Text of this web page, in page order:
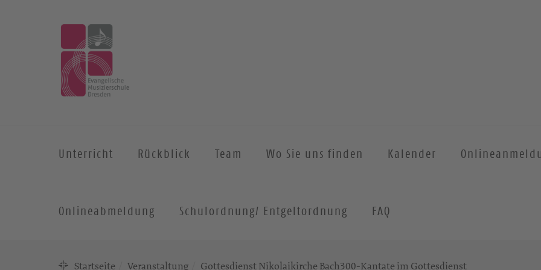
Unterricht Rückblick Team Wo Sie uns finden Kalender
Onlineabmeldung Schulordnung/ Entgeltordnung FAQ
Startseite Veranstaltung Gottesdienst Nikolaikirche Bach300-Kantate im Gottesdienst